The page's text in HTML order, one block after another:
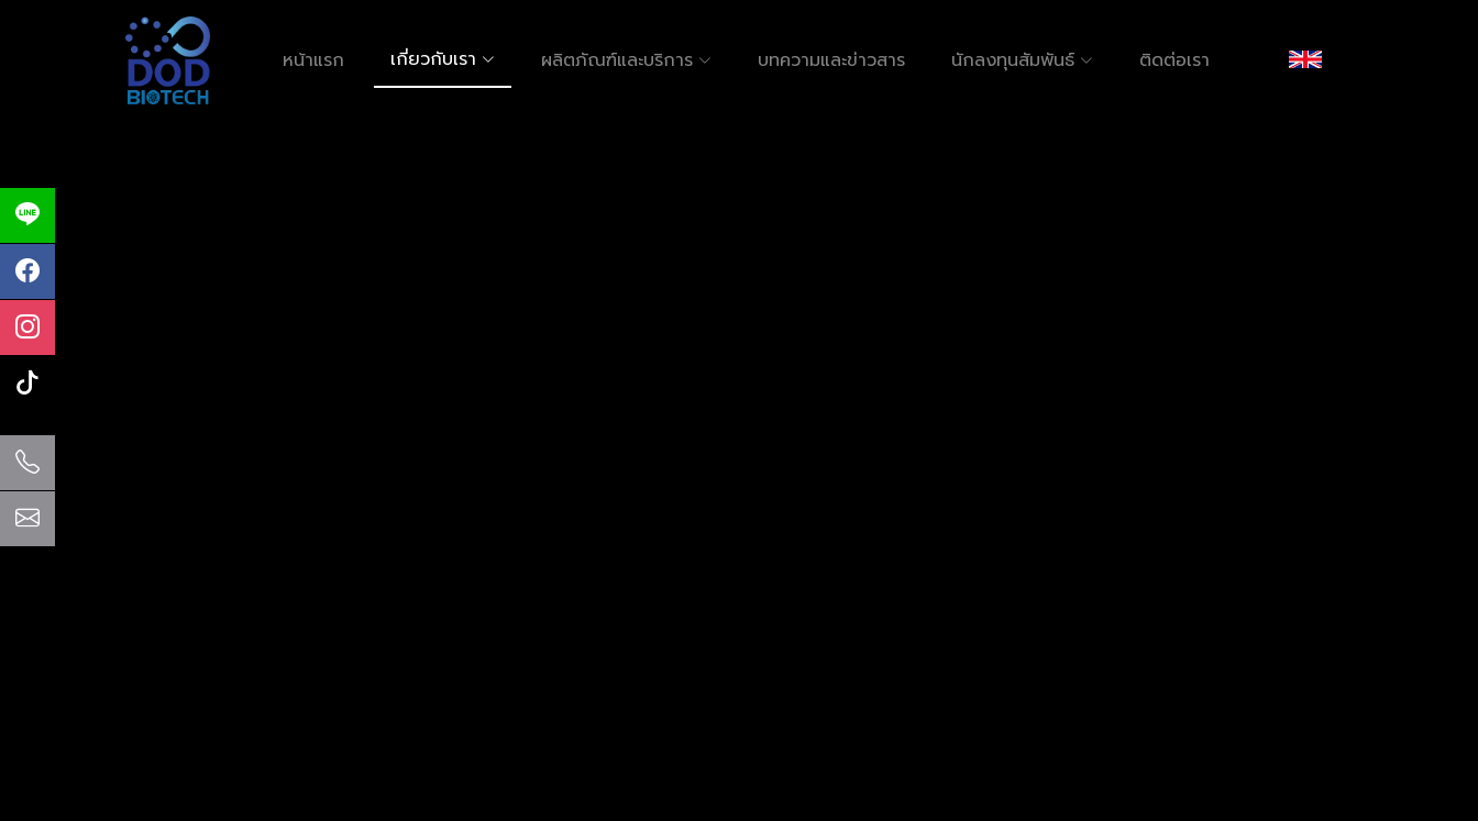
หน้าแรก เกี่ยวกับเรา ผลิตภัณฑ์และบริการ บทความและข่าวสาร นักลงทุนสัมพันธ์ ติดต่อเรา